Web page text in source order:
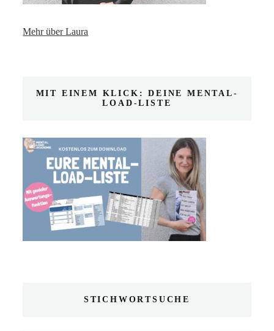
Mehr über Laura
MIT EINEM KLICK: DEINE MENTAL-
LOAD-LISTE
STICHWORTSUCHE